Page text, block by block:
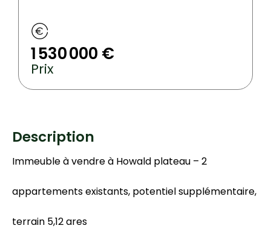
1 530 000 €
Prix
Description
Immeuble à vendre à Howald plateau – 2
appartements existants, potentiel supplémentaire,
terrain 5,12 ares